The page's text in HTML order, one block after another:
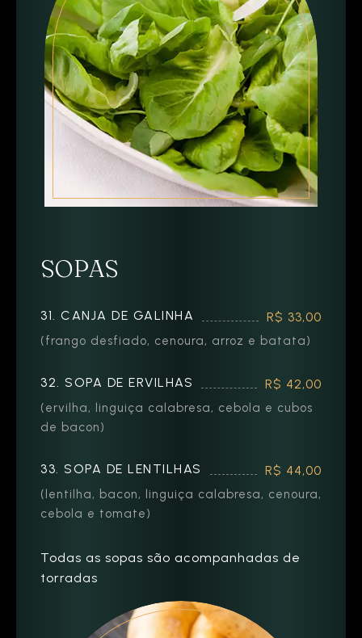
SOPAS
31. CANJA DE GALINHA R$ 33,00
(frango desfiado, cenoura, arroz e batata)
32. SOPA DE ERVILHAS R$ 42,00
(ervilha, linguiça calabresa, cebola e cubos
de bacon)
33. SOPA DE LENTILHAS R$ 44,00
(lentilha, bacon, linguiça calabresa, cenoura,
cebola e tomate)
Todas as sopas são acompanhadas de
torradas